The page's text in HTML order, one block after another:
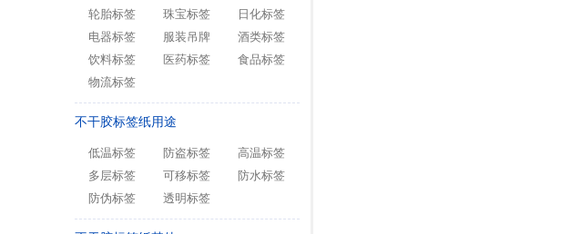
轮胎标签
珠宝标签
日化标签
电器标签
服装吊牌
酒类标签
饮料标签
医药标签
食品标签
物流标签
不干胶标签纸用途
低温标签 防盗标签
高温标签
多层标签
可移标签
防水标签
防伪标签
透明标签